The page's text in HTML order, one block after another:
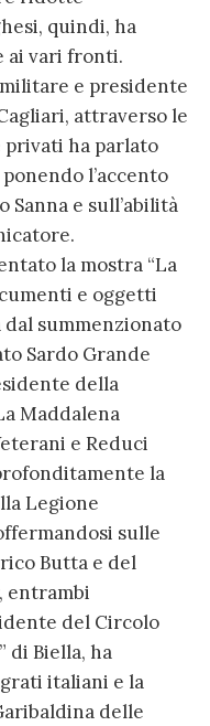
quindi, ha
ai vari fronti.
e presidente
attraverso le
ha parlato
l’accento
e sull’abilità
la mostra “La
e oggetti
dal summenzionato
Sardo Grande
della
Maddalena
e Reduci
la
Legione
sulle
Butta e del
entrambi
del Circolo
di Biella, ha
italiani e la
delle